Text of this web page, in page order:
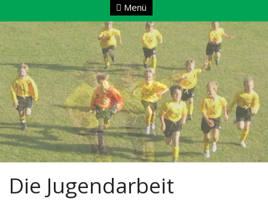
Menü
Die Jugendarbeit